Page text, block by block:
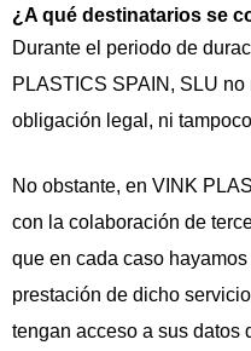
¿A qué destinatarios se
Durante el periodo de
PLASTICS SPAIN, SLU
obligación legal, ni
No obstante, en VINK
con la colaboración de
que en cada caso
prestación de dicho
tengan acceso a sus datos